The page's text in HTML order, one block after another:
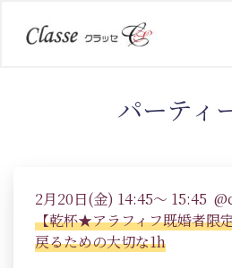
パーティ
2月20日(金) 14:45～ 15:45
【乾杯★アラフィフ既婚者限
戻るための大切な1h